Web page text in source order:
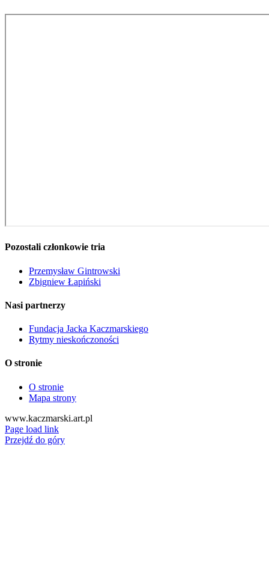
Pozostali członkowie tria
Przemysław Gintrowski
Zbigniew Łapiński
Nasi partnerzy
Fundacja Jacka Kaczmarskiego
Rytmy nieskończoności
O stronie
O stronie
Mapa strony
www.kaczmarski.art.pl
Page load link
Przejdź do góry